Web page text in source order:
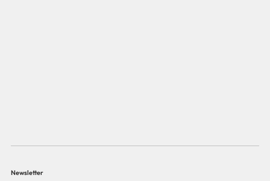
Newsletter